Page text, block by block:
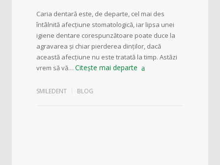
Caria dentară este, de departe, cel mai des
întâlnită afecțiune stomatologică, iar lipsa unei
igiene dentare corespunzătoare poate duce la
agravarea și chiar pierderea dinților, dacă
această afecțiune nu este tratată la timp. Astăzi
vrem să vă… Citește mai departe
SMILEDENT BLOG